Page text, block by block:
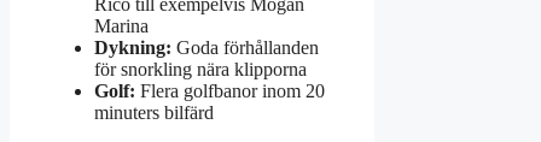
Rico till exempelvis Mogan
Marina
Dykning: Goda förhållanden
för snorkling nära klipporna
Golf: Flera golfbanor inom 20
minuters bilfärd